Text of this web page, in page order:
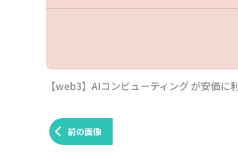
【web3】AIコンピューティング が安価
前の画像